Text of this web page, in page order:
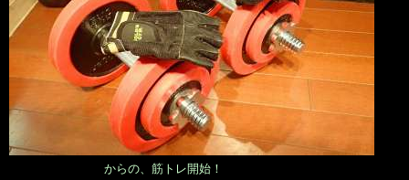
からの、筋トレ開始！